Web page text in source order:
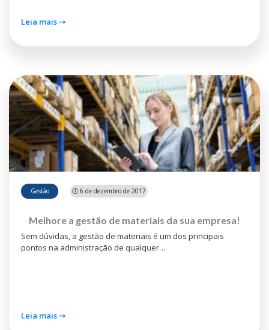
Leia mais ⇾
🕔 6 de dezembro de 2017
Gestão
Melhore a gestão de materiais da sua empresa!
Sem dúvidas, a gestão de materiais é um dos principais
pontos na administração de qualquer…
Leia mais ⇾